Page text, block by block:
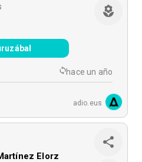
hace un año
adio.eus
Elorz